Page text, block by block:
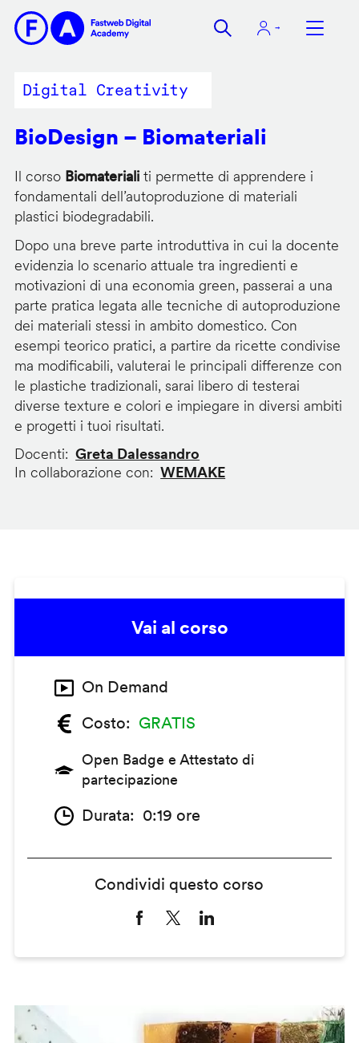
contenuto
Digital Creativity
BioDesign – Biomateriali
Il corso Biomaterialiti permette di apprendere i
fondamentali dell’autoproduzione di materiali
plastici biodegradabili.
Dopo una breve parte introduttiva in cui la docente
evidenzia lo scenario attuale tra ingredienti e
motivazioni di una economia green, passerai a una
parte pratica legata alle tecniche di autoproduzione
dei materiali stessi in ambito domestico. Con
esempi teorico pratici, a partire da ricette condivise
ma modificabili, valuterai le principali differenze con
le plastiche tradizionali, sarai libero di testerai
diverse texture e colori e impiegare in diversi ambiti
e progetti i tuoi risultati.
Docenti
Greta Dalessandro
In collaborazione con
WEMAKE
Vai al corso
On Demand
Costo
GRATIS
Open Badge e Attestato di
partecipazione
Durata 0:19 ore
Condividi questo corso